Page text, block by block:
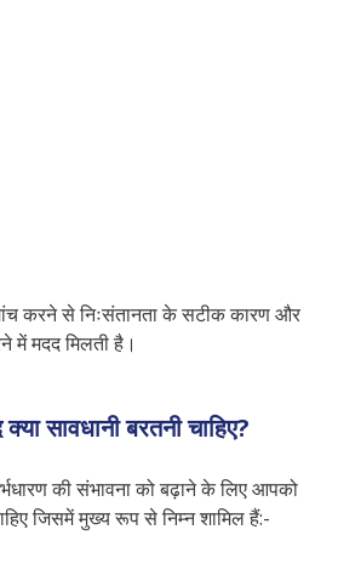
करने से निःसंतानता के सटीक कारण और
में मदद मिलती है।
सावधानी बरतनी चाहिए?
की संभावना को बढ़ाने के लिए आपको
जिसमें मुख्य रूप से निम्न शामिल हैं:-